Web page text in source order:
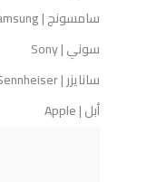
سامسونج | Samsung
سوني | Sony
سانايزر | Sennheiser